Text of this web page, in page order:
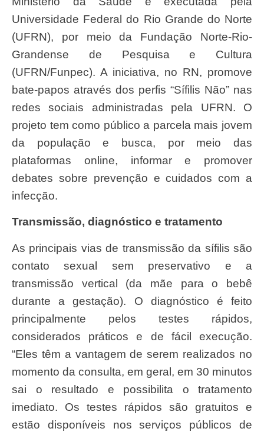
Universidade Federal do Rio Grande do Norte
(UFRN), por meio da Fundação Norte-Rio-
Grandense de Pesquisa e Cultura
(UFRN/Funpec). A iniciativa, no RN, promove
bate-papos através dos perfis “Sífilis Não” nas
redes sociais administradas pela UFRN. O
projeto tem como público a parcela mais jovem
da população e busca, por meio das
plataformas online, informar e promover
debates sobre prevenção e cuidados com a
infecção.
Transmissão, diagnóstico e tratamento
As principais vias de transmissão da sífilis são
contato sexual sem preservativo e a
transmissão vertical (da mãe para o bebê
durante a gestação). O diagnóstico é feito
principalmente pelos testes rápidos,
considerados práticos e de fácil execução.
“Eles têm a vantagem de serem realizados no
momento da consulta, em geral, em 30 minutos
sai o resultado e possibilita o tratamento
imediato. Os testes rápidos são gratuitos e
estão disponíveis nos serviços públicos de